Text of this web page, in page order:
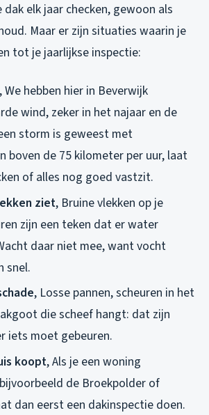
elk jaar checken, gewoon als
Maar er zijn situaties waarin je
tot je jaarlijkse inspectie:
, We hebben hier in Beverwijk
wind, zeker in het najaar en de
storm is geweest met
boven de 75 kilometer per uur, laat
of alles nog goed vastzit.
ziet, Bruine vlekken op je
zijn een teken dat er water
daar niet mee, want vocht
snel.
, Losse pannen, scheuren in het
die scheef hangt: dat zijn
iets moet gebeuren.
koopt, Als je een woning
de Broekpolder of
dan eerst een dakinspectie doen.